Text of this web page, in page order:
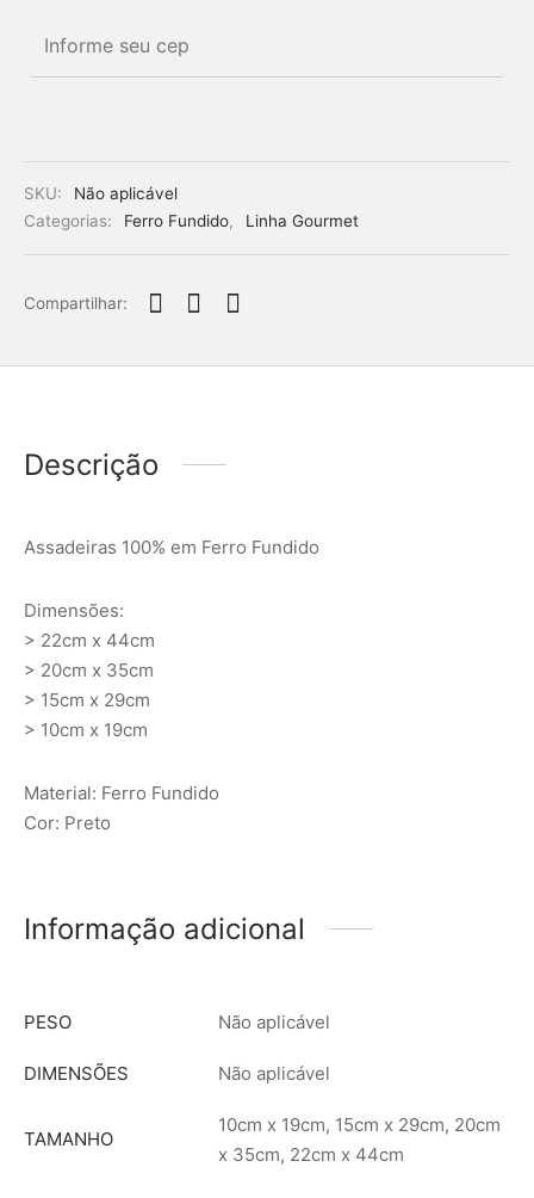
SKU:
Não aplicável
Categorias:
Ferro Fundido, Linha Gourmet
Compartilhar:
Descrição
Assadeiras 100% em Ferro Fundido
Dimensões:
> 22cm x 44cm
> 20cm x 35cm
> 15cm x 29cm
> 10cm x 19cm
Material: Ferro Fundido
Cor: Preto
Informação adicional
PESO Não aplicável
DIMENSÕES Não aplicável
TAMANHO
10cm x 19cm, 15cm x 29cm, 20cm
x 35cm, 22cm x 44cm